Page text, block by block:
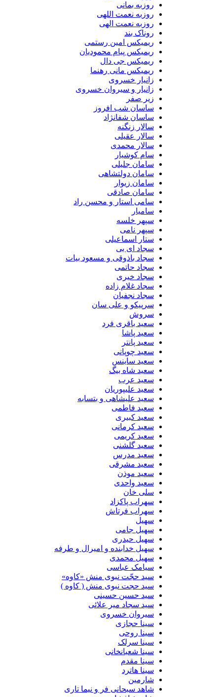
روزبه بمانی
روزبه نعمت اللهی
روزبه نعمت الهی
روناک بند
ریمیکس امین رستمی
ریمیکس پیام محمودیان
ریمیکس جی دال
ریمیکس مانی رهنما
زانیار خسروی
زانیار و سیروان خسروی
زیر صفر
ساسان شب افروز
ساسان شفانژاد
سالار زنگنه
سالار عقیلی
سالار محمدی
سام کوشیار
سامان جلیلی
سامان دولتشاهی
سامان زیوار
سامان صادقی
سامی استار و محسن راد
سامیار
سپهر خلسه
سپهر نامی
ستار اسماعیلی
سجاد ای بی
سجاد باذوقی و مسعود بیات
سجاد حاتمی
سجاد خیری
سجاد غلام زاده
سجاد نجفیان
سرپیکو و علی سان
سروش
سعید باقری فرد
سعید پاشا
سعید پانتر
سعید چوپانی
سعید ساینس
سعید شاه بیگ
سعید عرب
سعید علیپوریان
سعید علیشاهی و بتسابه
سعید فاطمی
سعید کبیری
سعید کرمانی
سعید کریمی
سعید گلشنی
سعید مدرس
سعید مشرقی
سعید موذن
سعید واحدی
سلی خان
سهراب پاکزاد
سهراب فرتاش
سهیل جامی
سهیل حیدری
سهیل خدابنده و امیرال و طرفه
سهیل محمدی
سیامک عباسی
سید حجّت نبوی منش «کاوه»
سید حجت نبوی منش ( کاوه )
سید حسین حسینى
سید سجاد میر علائی
سیروان خسروی
سینا حجازی
سینا روحی
سینا سرلک
سینا شعبانخانی
سینا مقدم
سینا هاترد
شارمین
شاهد سبحانی فر و نیما تاری